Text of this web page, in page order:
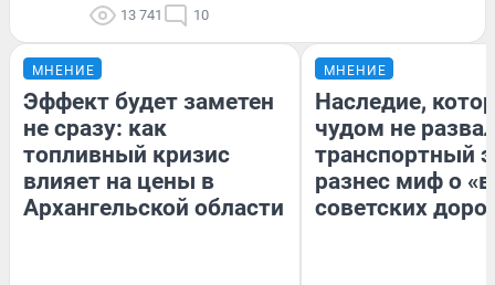
13 741 10
МНЕНИЕ
Эффект будет заметен
не сразу: как
топливный кризис
влияет на цены в
Архангельской области
МНЕНИЕ
Наследие,
чудом не
транспортный
разнес миф о
советских